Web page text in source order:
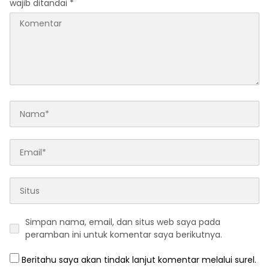
wajib ditandai *
Simpan nama, email, dan situs web saya pada
peramban ini untuk komentar saya berikutnya.
Beritahu saya akan tindak lanjut komentar melalui surel.